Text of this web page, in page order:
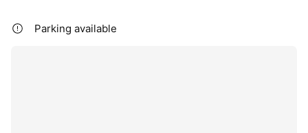
Parking available